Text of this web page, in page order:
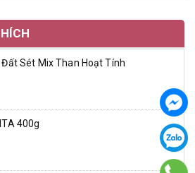
Sét Mix Than Hoạt Tính
400g